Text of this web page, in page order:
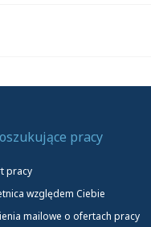
pracy
pracy
względem Ciebie
mailowe o ofertach pracy